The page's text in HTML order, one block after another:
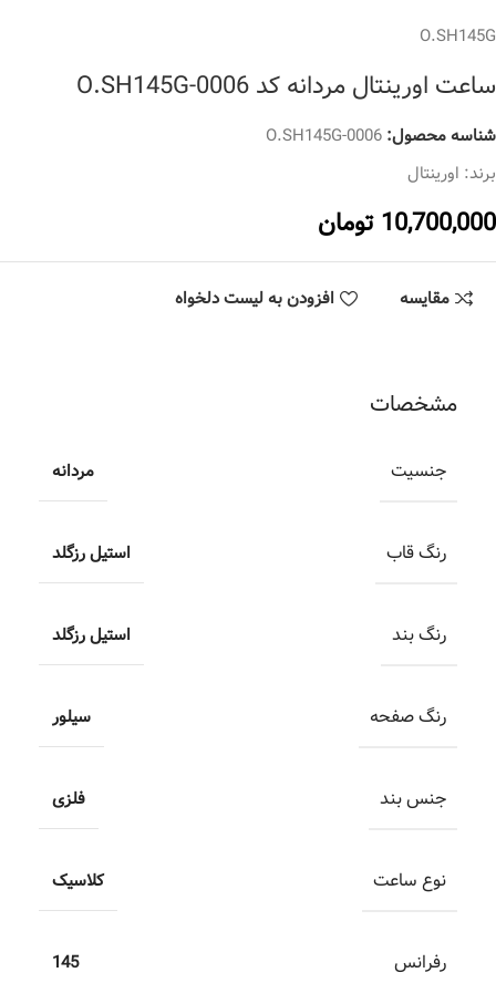
O.SH145G
ساعت اورینتال مردانه کد O.SH145G-0006
شناسه محصول:O.SH145G-0006
برند: اورینتال
10,700,000 تومان
مقایسه افزودن به لیست دلخواه
مشخصات
جنسیت مردانه
رنگ قاب استیل رزگلد
رنگ بند استیل رزگلد
رنگ صفحه سیلور
جنس بند فلزی
نوع ساعت کلاسیک
رفرانس 145